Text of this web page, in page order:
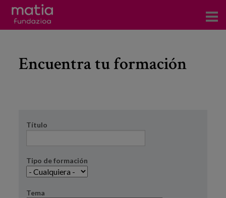
Encuentra tu formación
Título
Tipo de formación
Tema